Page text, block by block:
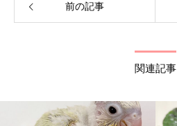
前の記事
関連記事